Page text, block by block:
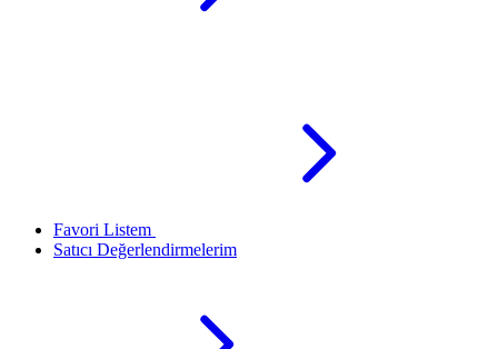
Favori Listem
Satıcı Değerlendirmelerim